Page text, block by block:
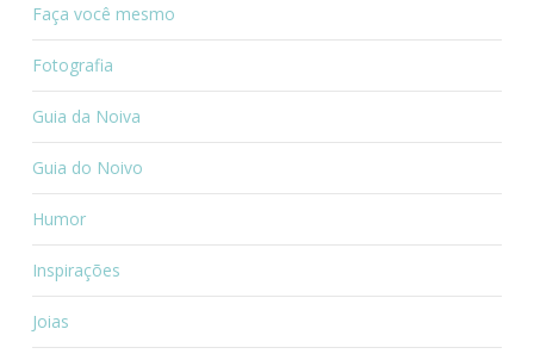
Faça você mesmo
Fotografia
Guia da Noiva
Guia do Noivo
Humor
Inspirações
Joias